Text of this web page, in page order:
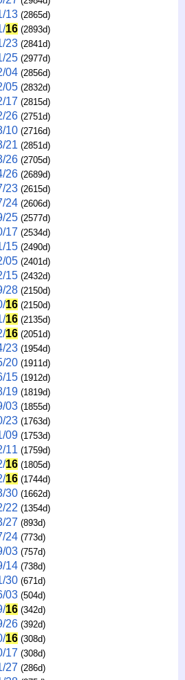
13 (2865d)
16 (2893d)
23 (2841d)
25 (2977d)
04 (2856d)
05 (2832d)
17 (2815d)
26 (2751d)
10 (2716d)
21 (2851d)
26 (2705d)
26 (2689d)
23 (2615d)
24 (2606d)
25 (2577d)
17 (2534d)
15 (2490d)
05 (2401d)
15 (2432d)
28 (2150d)
16 (2150d)
16 (2135d)
16 (2051d)
23 (1954d)
20 (1911d)
15 (1912d)
19 (1819d)
03 (1855d)
23 (1763d)
09 (1753d)
11 (1759d)
16 (1805d)
16 (1744d)
30 (1662d)
22 (1354d)
27 (893d)
24 (773d)
03 (757d)
14 (738d)
30 (671d)
03 (504d)
16 (342d)
26 (392d)
16 (308d)
17 (308d)
27 (286d)